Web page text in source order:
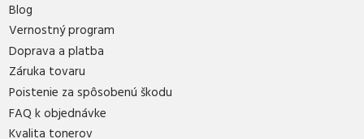
Blog
Vernostný program
Doprava a platba
Záruka tovaru
Poistenie za spôsobenú škodu
FAQ k objednávke
Kvalita tonerov